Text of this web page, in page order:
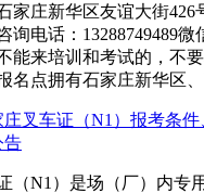
家庄新华区友谊大街426
询电话：13288749489
能来培训和考试的，不要
报名点拥有石家庄新华区
庄叉车证（N1）报考条
告
（N1）是场（厂）内专